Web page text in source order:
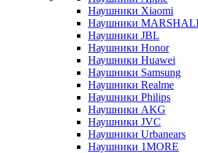
Наушники Xiaomi
Наушники
Наушники JBL
Наушники Honor
Наушники Huawei
Наушники Samsung
Наушники Realme
Наушники Philips
Наушники AKG
Наушники JVC
Наушники Urbanears
Наушники 1MORE